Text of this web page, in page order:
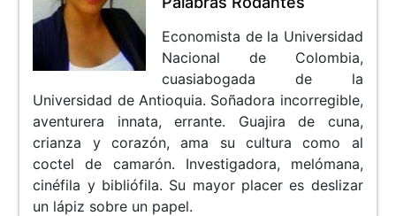
Economista de la Universidad
Nacional de Colombia,
cuasiabogada de la
Universidad de Antioquia. Soñadora incorregible,
aventurera innata, errante. Guajira de cuna,
crianza y corazón, ama su cultura como al
coctel de camarón. Investigadora, melómana,
cinéfila y bibliófila. Su mayor placer es deslizar
un lápiz sobre un papel.